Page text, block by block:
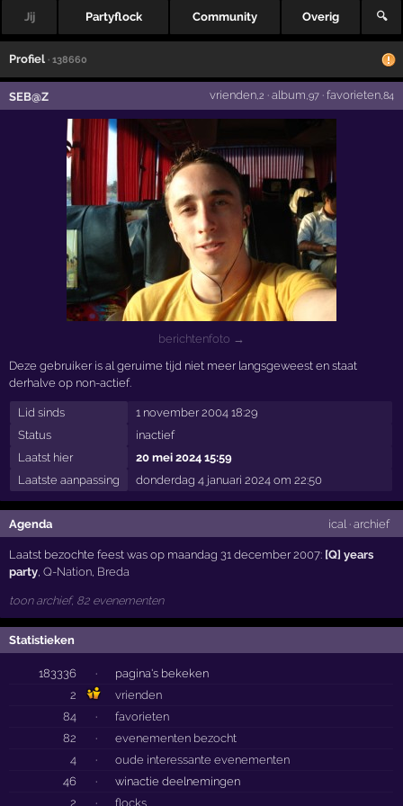
Jij Partyflock Community Overig 🔍
Profiel · 138660
SEB@Z vrienden,2 · album ,97· favorieten,84
berichtenfoto →
Deze gebruiker is al geruime tijd niet meer langsgeweest en staat
derhalve op non-actief.
Lid sinds
1 november 2004 18:29
Status
inactief
Laatst hier
20 mei 2024 15:59
Laatste aanpassing
donderdag 4 januari 2024 om 22:50
Agenda ical · archief
Laatst bezochte feest was op maandag 31 december 2007: [Q] years
party ,Q-Nation Breda
toon archief, 82 evenementen
Statistieken
183336 ·
pagina's bekeken
2
vrienden
84
·
favorieten
82
·
evenementen bezocht
4
·
oude interessante evenementen
46
·
winactie deelnemingen
2
· flocks